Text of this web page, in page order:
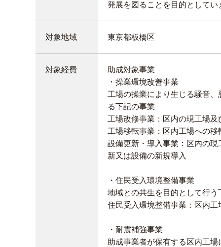
発展を図ることを目的としてい
対象地域 東京都板橋区
対象経費
助成対象事業
・操業環境改善事業
工場の操業により生じる騒音
る下記の事業
工場改修事業：区内の現工場
工場移転事業：区内工場への
設備更新・導入事業：区内の
新又は設備の新規導入
・住民受入環境整備事業
地域との共生を目的として行う
住民受入環境整備事業：区内
・耐震補強事業
助成事業者が保有する区内工